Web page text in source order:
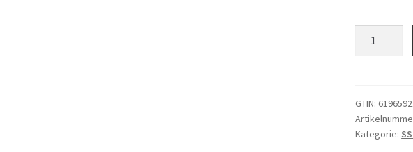
GB
Interne
SSD
GTIN:
Kategorie: